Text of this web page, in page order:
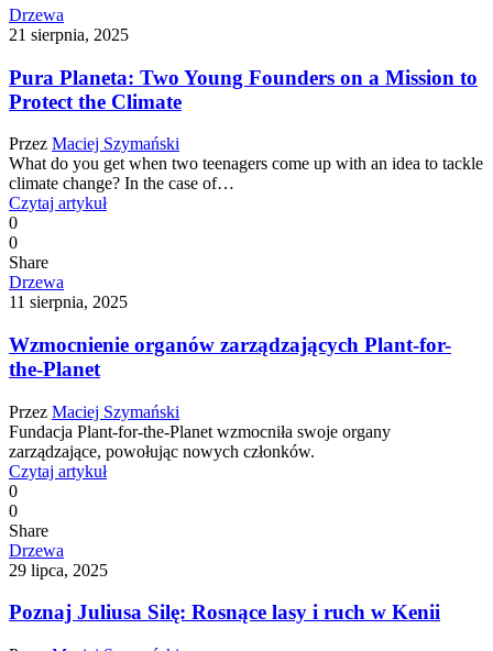
Drzewa
21 sierpnia, 2025
Pura Planeta: Two Young Founders on a Mission to
Protect the Climate
Przez Maciej Szymański
What do you get when two teenagers come up with an idea to tackle
climate change? In the case of…
Czytaj artykuł
0
0
Share
Drzewa
11 sierpnia, 2025
Wzmocnienie organów zarządzających Plant-for-
the-Planet
Przez Maciej Szymański
Fundacja Plant-for-the-Planet wzmocniła swoje organy
zarządzające, powołując nowych członków.
Czytaj artykuł
0
0
Share
Drzewa
29 lipca, 2025
Poznaj Juliusa Silę: Rosnące lasy i ruch w Kenii